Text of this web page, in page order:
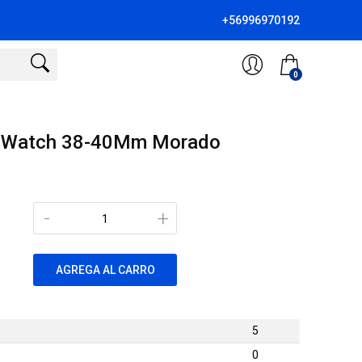
+56996970192
0
38-40Mm Morado
+
-
AGREGA AL CARRO
5
0